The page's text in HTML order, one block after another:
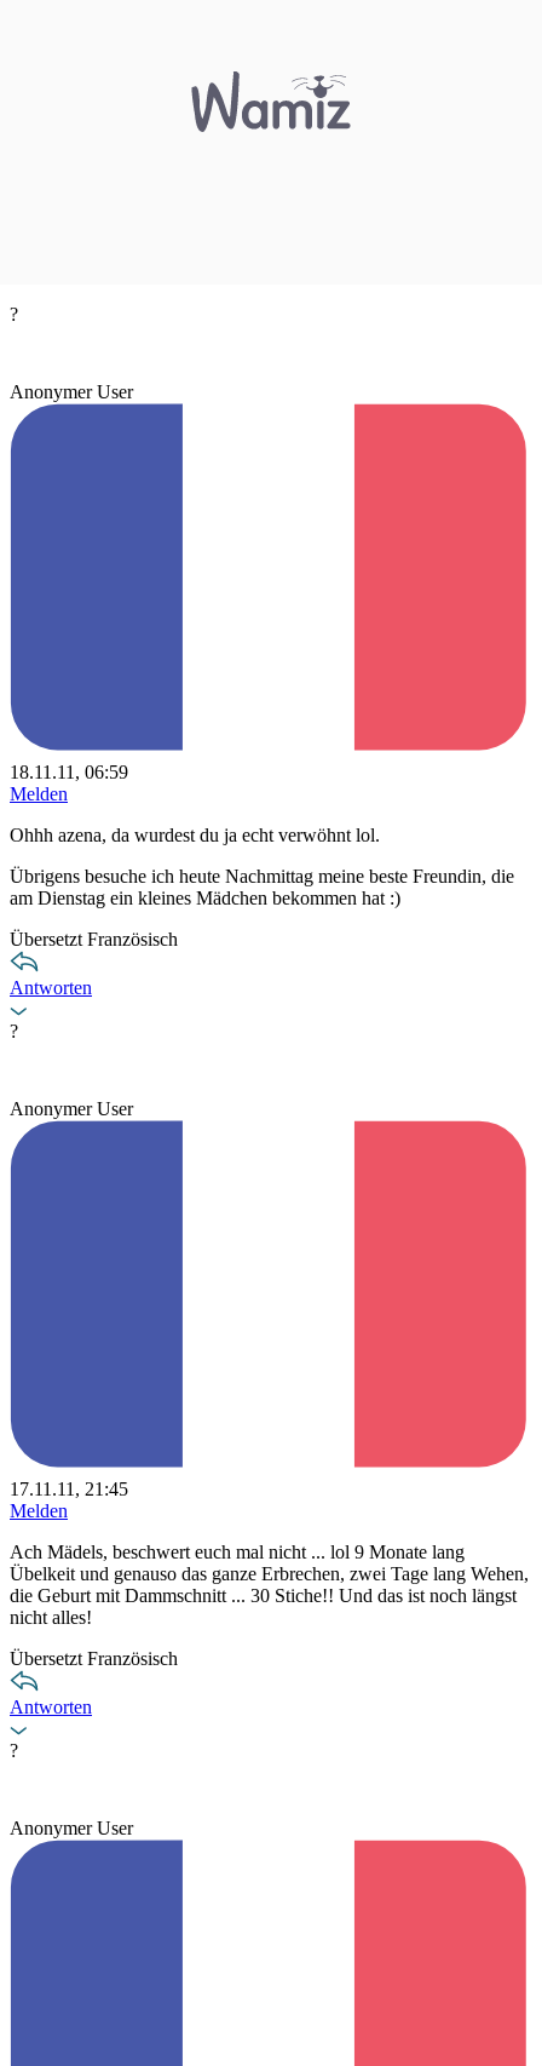
?
Anonymer User
18.11.11, 06:59
Melden
Ohhh azena, da wurdest du ja echt verwöhnt lol.
Übrigens besuche ich heute Nachmittag meine beste Freundin, die
am Dienstag ein kleines Mädchen bekommen hat :)
Übersetzt Französisch
Antworten
?
Anonymer User
17.11.11, 21:45
Melden
Ach Mädels, beschwert euch mal nicht ... lol 9 Monate lang
Übelkeit und genauso das ganze Erbrechen, zwei Tage lang Wehen,
die Geburt mit Dammschnitt ... 30 Stiche!! Und das ist noch längst
nicht alles!
Übersetzt Französisch
Antworten
?
Anonymer User